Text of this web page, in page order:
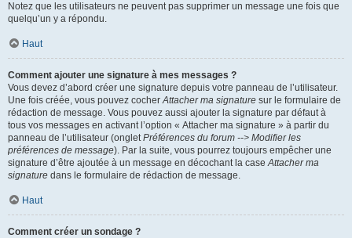
Notez que les utilisateurs ne peuvent pas supprimer un message une fois que
quelqu’un y a répondu.
Haut
Comment ajouter une signature à mes messages ?
Vous devez d’abord créer une signature depuis votre panneau de l’utilisateur.
Une fois créée, vous pouvez cocherAttacher ma signature sur le formulaire de
rédaction de message. Vous pouvez aussi ajouter la signature par défaut à
tous vos messages en activant l’option « Attacher ma signature » à partir du
panneau de l’utilisateur (ongletPréférences du forum --> Modifier les
préférences de message). Par la suite, vous pourrez toujours empêcher une
signature d’être ajoutée à un message en décochant la caseAttacher ma
signature dans le formulaire de rédaction de message.
Haut
Comment créer un sondage ?